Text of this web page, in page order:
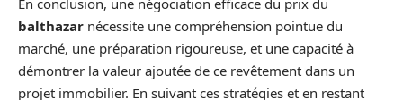
En conclusion, une négociation efficace du prix du
balthazar nécessite une compréhension pointue du
marché, une préparation rigoureuse, et une capacité à
démontrer la valeur ajoutée de ce revêtement dans un
projet immobilier. En suivant ces stratégies et en restant